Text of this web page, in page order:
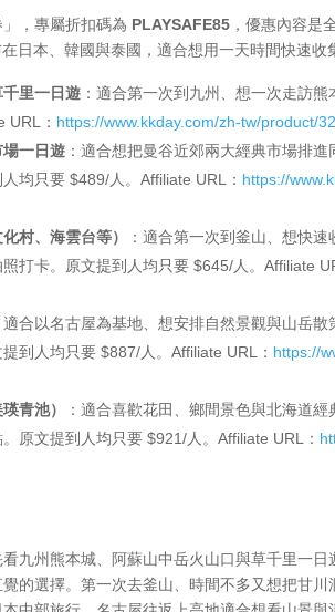
，專屬折扣碼為 PLAYSAFE85 ，優惠內容是
日本、韓國與泰國，適合想用一天時間快速收
千里一日遊 ：適合第一次到九州、想一次走訪
URL： https://www.kkday.com/zh-tw/product/
場一日遊 ：適合想把曼谷近郊兩大經典市場排
均只要 $489/人。Affiliate URL： https://
村、海雲台等）
：適合第一次到釜山、想快
打卡。原文提到人均只要 $645/人。Affiliate
適合以名古屋為基地、想安排自然景觀與山岳
到人均只要 $887/人。Affiliate URL： https://
青池）
：適合喜歡花田、鄉間景色與北海道
原文提到人均只要 $921/人。Affiliate URL：
九州熊本城、阿蘇山中岳火山口與草千里一
的選擇。第一次去釜山、時間不多又想把甘